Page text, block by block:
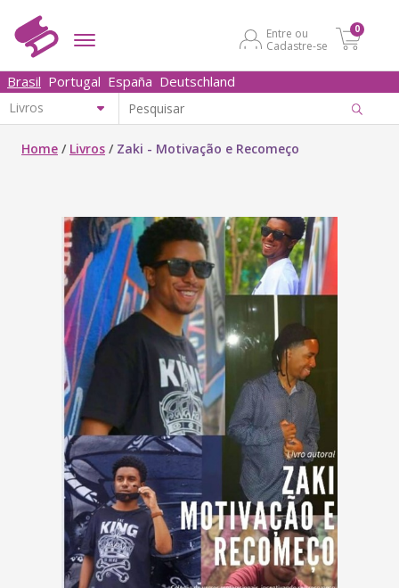
Entre ou
Cadastre-se
0
Brasil Portugal España Deutschland
Home / Livros / Zaki - Motivação e Recomeço